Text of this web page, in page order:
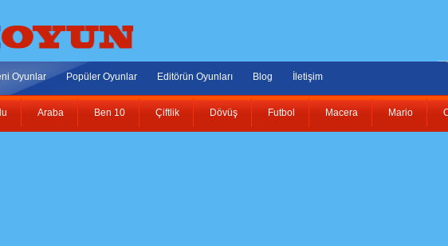
Oyunlar Popüler Oyunlar Editörün Oyunları Blog İletişim
Araba Ben 10 Çiftlik Dövüş Futbol Macera Mario